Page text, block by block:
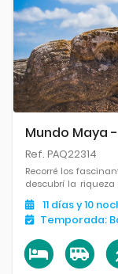
Mundo Maya
Ref. PAQ22314
Recorré los
descubrí la
culminá el viaje
mexicano.
11 díasy 10
Temporada: